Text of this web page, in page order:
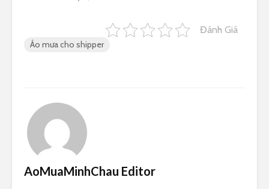
Đánh Giá
Áo mưa cho shipper
AoMuaMinhChau Editor